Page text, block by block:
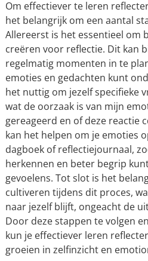
Om effectiever te leren
het belangrijk om een aantal
Allereerst is het essentieel om
creëren voor reflectie. Dit kan
regelmatig momenten in te
emoties en gedachten kunt
het nuttig om jezelf specifieke
wat de oorzaak is van mijn
gereageerd en of deze reactie
kan het helpen om je emoties
dagboek of reflectiejournaal,
herkennen en beter begrip
gevoelens. Tot slot is het
cultiveren tijdens dit proces,
naar jezelf blijft, ongeacht de
Door deze stappen te volgen
kun je effectiever leren
groeien in zelfinzicht en